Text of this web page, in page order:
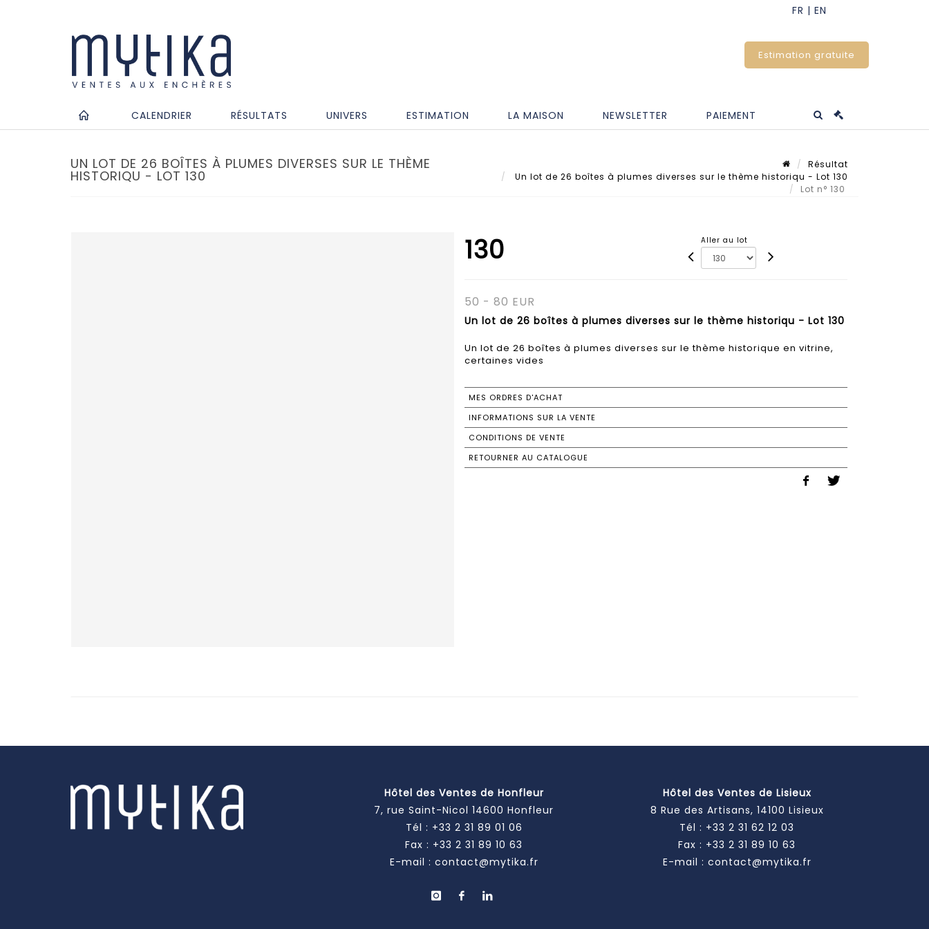
Estimation gratuite
CALENDRIER RÉSULTATS UNIVERS ESTIMATION LA MAISON NEWSLETTER PAIEMENT
UN LOT DE 26 BOÎTES À PLUMES DIVERSES SUR LE THÈME
HISTORIQU - LOT 130
Résultat
Un lot de 26 boîtes à plumes diverses sur le thème historiqu - Lot 130
Lot n° 130
130 Aller au lot
50 - 80 EUR
Un lot de 26 boîtes à plumes diverses sur le thème historiqu - Lot 130
Un lot de 26 boîtes à plumes diverses sur le thème historique en vitrine,
certaines vides
MES ORDRES D'ACHAT
INFORMATIONS SUR LA VENTE
CONDITIONS DE VENTE
RETOURNER AU CATALOGUE
Hôtel des Ventes de Honfleur
7, rue Saint-Nicol 14600 Honfleur
Tél : +33 2 31 89 01 06
Fax : +33 2 31 89 10 63
E-mail : contact@mytika.fr
Hôtel des Ventes de Lisieux
8 Rue des Artisans, 14100 Lisieux
Tél : +33 2 31 62 12 03
Fax : +33 2 31 89 10 63
E-mail : contact@mytika.fr